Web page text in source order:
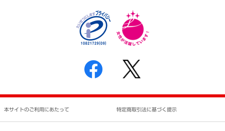
反社会的勢力に対する基本方針
書面による個人情報の開示等の請求の手続きについて
本サイトのご利用にあたって 特定商取引法に基づく提示